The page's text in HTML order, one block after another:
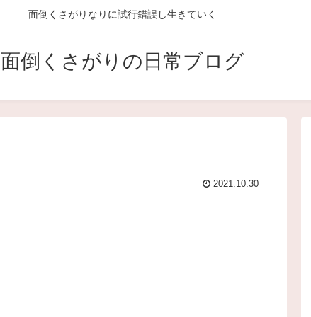
面倒くさがりなりに試行錯誤し生きていく
面倒くさがりの日常ブログ
2021.10.30